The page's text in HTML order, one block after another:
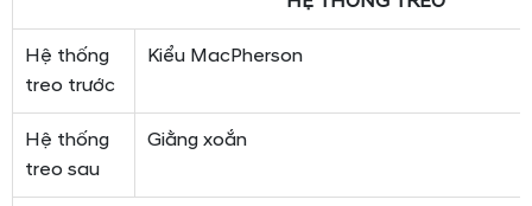
Hệ thống
treo trước
Kiểu MacPherson
Hệ thống
treo sau
Giằng xoắn